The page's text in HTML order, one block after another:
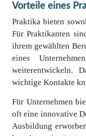
Vorteile eines
Praktika bieten
Für Praktikanten
ihrem gewählten
eines
weiterentwickeln.
wichtige Kontakte
Für Unternehmen
oft eine innovative
Ausbildung